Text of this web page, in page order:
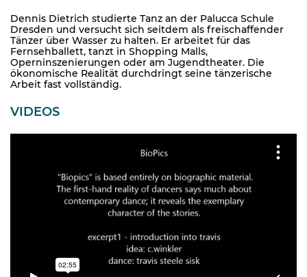
Dennis Dietrich studierte Tanz an der Palucca Schule
Dresden und versucht sich seitdem als freischaffender
Tänzer über Wasser zu halten. Er arbeitet für das
Fernsehballett, tanzt in Shopping Malls,
Operninszenierungen oder am Jugendtheater. Die
ökonomische Realität durchdringt seine tänzerische
Arbeit fast vollständig.
VIDEOS